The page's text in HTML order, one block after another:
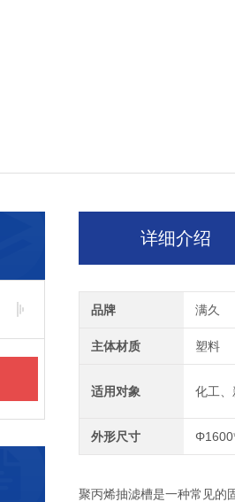
详细介绍
品牌 满久
主体材质 塑料
适用对象 化工
外形尺寸
聚丙烯抽滤槽是一种常见的